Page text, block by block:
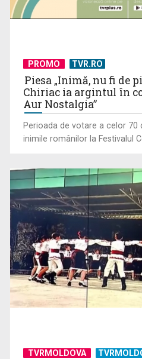
PROMO TVR.RO
Piesa „Inimă, nu fi de
Chiriac ia argintul în
Aur Nostalgia”
Perioada de votare a celor 70
inimile românilor la Festivalul
TVRMOLDOVA